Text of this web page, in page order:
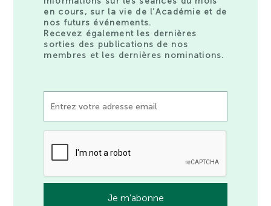
en cours, sur la vie de l’Académie et de
nos futurs événements.
Recevez également les dernières
sorties des publications de nos
membres et les dernières nominations.